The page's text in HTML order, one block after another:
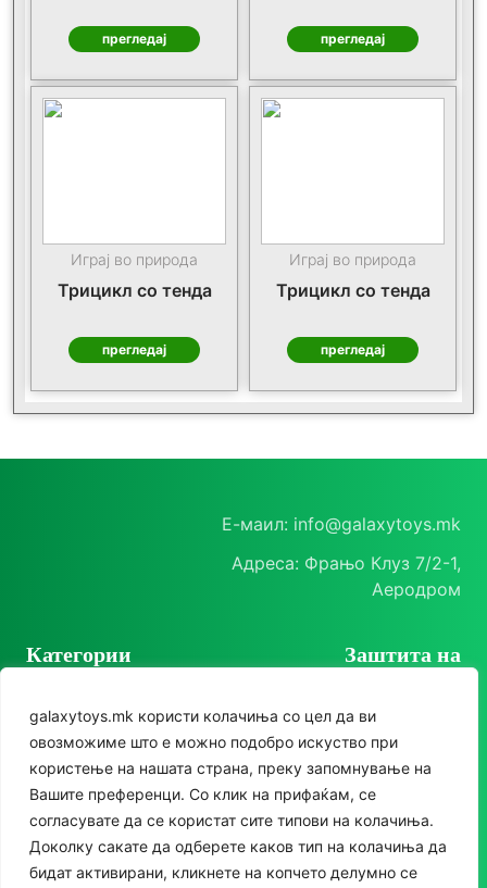
galaxytoys.mk користи колачиња со цел да ви
овозможиме што е можно подобро искуство при
користење на нашата страна, преку запомнување на
Вашите преференци. Со клик на прифаќам, се
согласувате да се користат сите типови на колачиња.
Доколку сакате да одберете каков тип на колачиња да
бидат активирани, кликнете на копчето делумно се
прегледај прегледај
Играј во природа
Трицикл со тенда
прегледај
Играј во природа
Трицикл со тенда
прегледај
Е-маил: info@galaxytoys.mk
Адреса: Фрањо Клуз 7/2-1,
Аеродром
Категории
Сезонска опрема
Друштвени игри
За двор
Едукативни
Заштита на
Политика на
приватност
Политика за колачиња
Следете нè
Instagram
Facebook